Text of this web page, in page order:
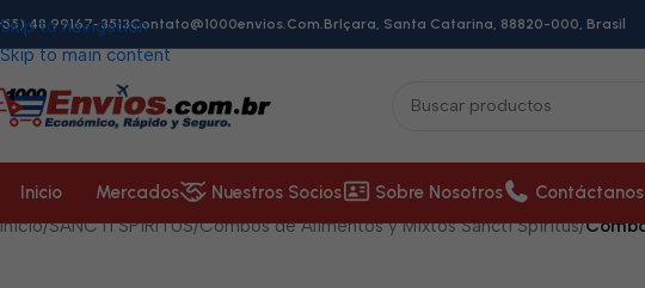
Skip to navigation
Skip to main content
48 99167-3513Contato@1000envios.com.brIçara, Santa Catarina, 88820-000, Brasil
Inicio Mercados Nuestros Socios Sobre Nosotros Contáctanos
Inicio/SANCTI SPÍRITUS/Combos de Alimentos y Mixtos Sancti Spíritus/